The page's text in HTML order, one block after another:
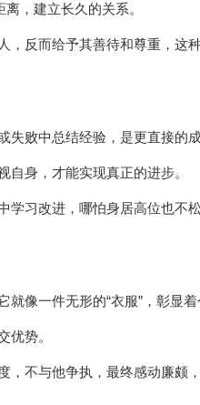
，建立长久的关系。
，反而给予其善待和尊重，这
败中总结经验，是更直接的成
身，才能实现真正的进步。
学习改进，哪怕身居高位也不
像一件无形的“衣服”，彰显着
优势。
不与他争执，最终感动廉颇